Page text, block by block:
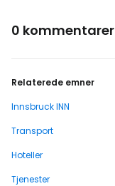
0 kommentarer
Relaterede emner
Innsbruck INN
Transport
Hoteller
Tjenester